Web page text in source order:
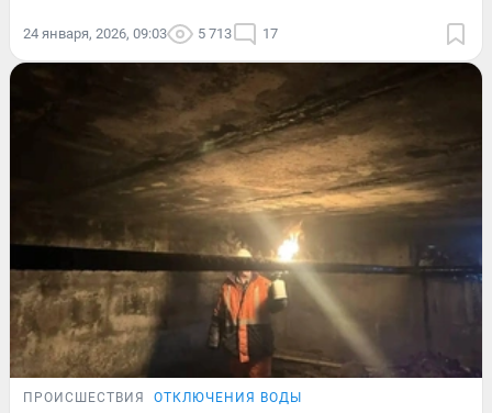
24 января, 2026, 09:03 5 713 17
ПРОИСШЕСТВИЯ ОТКЛЮЧЕНИЯ ВОДЫ